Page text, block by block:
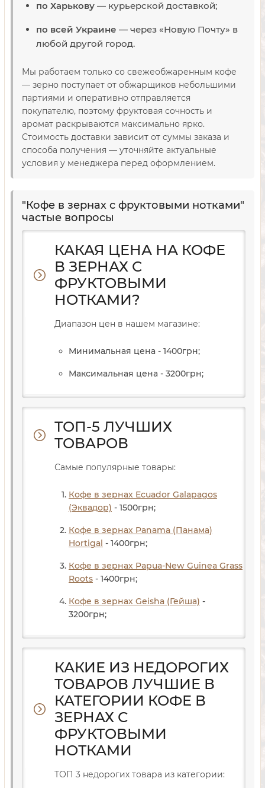
по Харькову — курьерской доставкой;
по всей Украине — через «Новую Почту» в
любой другой город.
Мы работаем только со свежеобжаренным кофе
— зерно поступает от обжарщиков небольшими
партиями и оперативно отправляется
покупателю, поэтому фруктовая сочность и
аромат раскрываются максимально ярко.
Стоимость доставки зависит от суммы заказа и
способа получения — уточняйте актуальные
условия у менеджера перед оформлением.
"Кофе в зернах с фруктовыми нотками"
частые вопросы
КАКАЯ ЦЕНА НА КОФЕ
В ЗЕРНАХ С
ФРУКТОВЫМИ
НОТКАМИ?
Диапазон цен в нашем магазине:
Минимальная цена - 1400грн;
Максимальная цена - 3200грн;
ТОП-5 ЛУЧШИХ
ТОВАРОВ
Самые популярные товары:
Кофе в зернах Ecuador Galapagos
(Эквадор) - 1500грн;
Кофе в зернах Panama (Панама)
Hortigal - 1400грн;
Кофе в зернах Papua-New Guinea Grass
Roots - 1400грн;
Кофе в зернах Geisha (Гейша) -
3200грн;
КАКИЕ ИЗ НЕДОРОГИХ
ТОВАРОВ ЛУЧШИЕ В
КАТЕГОРИИ КОФЕ В
ЗЕРНАХ С
ФРУКТОВЫМИ
НОТКАМИ
ТОП 3 недорогих товара из категории: